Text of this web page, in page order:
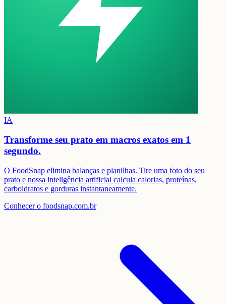
IA
Transforme seu prato em macros exatos em 1
segundo.
O FoodSnap elimina balanças e planilhas. Tire uma foto do seu
prato e nossa inteligência artificial calcula calorias, proteínas,
carboidratos e gorduras instantaneamente.
Conhecer o foodsnap.com.br